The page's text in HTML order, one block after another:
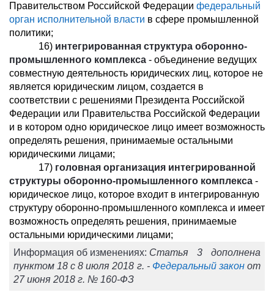
Правительством Российской Федерации федеральный
орган исполнительной власти в сфере промышленной
политики;
16) интегрированная структура оборонно-
промышленного комплекса - объединение ведущих
совместную деятельность юридических лиц, которое не
является юридическим лицом, создается в
соответствии с решениями Президента Российской
Федерации или Правительства Российской Федерации
и в котором одно юридическое лицо имеет возможность
определять решения, принимаемые остальными
юридическими лицами;
17) головная организация интегрированной
структуры оборонно-промышленного комплекса -
юридическое лицо, которое входит в интегрированную
структуру оборонно-промышленного комплекса и имеет
возможность определять решения, принимаемые
остальными юридическими лицами;
Информация об изменениях: Статья 3 дополнена
пунктом 18 с 8 июля 2018 г. - Федеральный закон от
27 июня 2018 г. № 160-ФЗ